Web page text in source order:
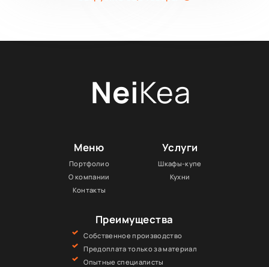
NeiKea
Меню
Портфолио
О компании
Контакты
Услуги
Шкафы-купе
Кухни
Преимущества
Собственное производство
Предоплата только за материал
Опытные специалисты